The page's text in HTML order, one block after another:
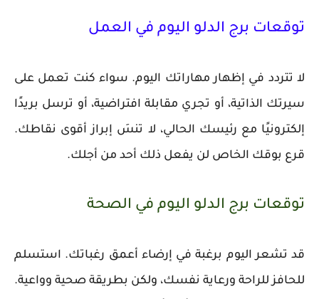
توقعات برج الدلو اليوم في العمل
لا تتردد في إظهار مهاراتك اليوم. سواء كنت تعمل على
سيرتك الذاتية، أو تجري مقابلة افتراضية، أو ترسل بريدًا
إلكترونيًا مع رئيسك الحالي، لا تنسَ إبراز أقوى نقاطك.
قرع بوقك الخاص لن يفعل ذلك أحد من أجلك.
توقعات برج الدلو اليوم في الصحة
قد تشعر اليوم برغبة في إرضاء أعمق رغباتك. استسلم
للحافز للراحة ورعاية نفسك، ولكن بطريقة صحية وواعية.